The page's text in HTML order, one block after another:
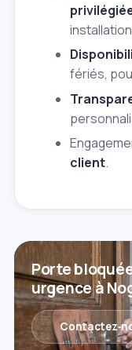
fériés,
client.
Porte
urgence à